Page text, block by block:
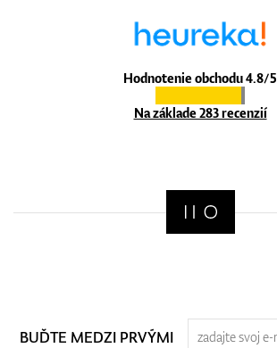
Hodnotenie obchodu 4.8/5
Na základe 283 recenzií
BUĎTE MEDZI PRVÝMI